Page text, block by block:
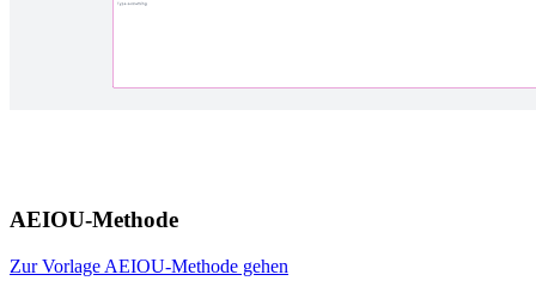
AEIOU-Methode
Zur Vorlage AEIOU-Methode gehen